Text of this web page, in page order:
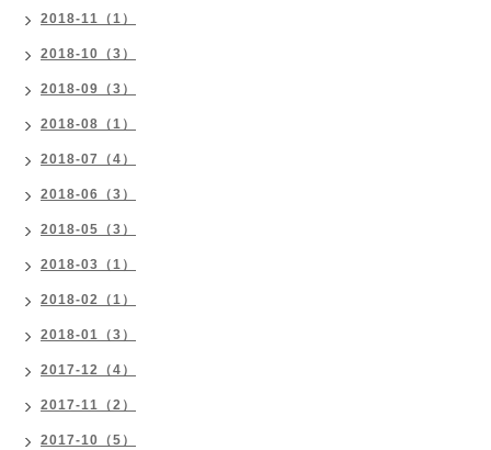
2018-11（1）
2018-10（3）
2018-09（3）
2018-08（1）
2018-07（4）
2018-06（3）
2018-05（3）
2018-03（1）
2018-02（1）
2018-01（3）
2017-12（4）
2017-11（2）
2017-10（5）